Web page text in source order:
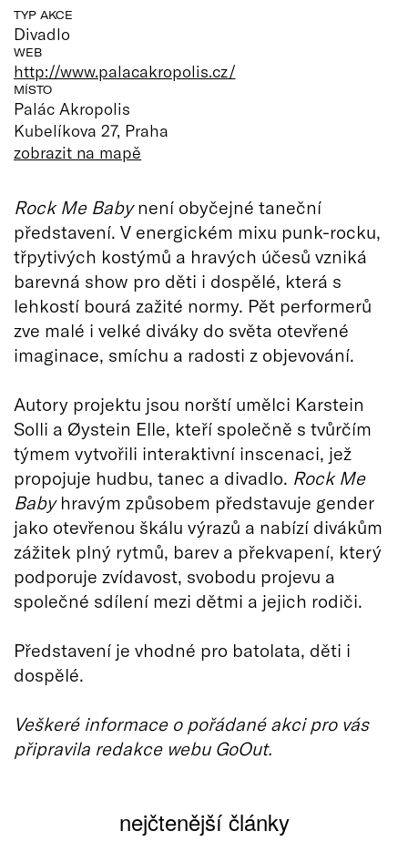
TYP AKCE
Divadlo
WEB
http://www.palacakropolis.cz/
MÍSTO
Palác Akropolis
Kubelíkova 27, Praha
zobrazit na mapě
Rock Me Babynení obyčejné taneční
představení. V energickém mixu punk-rocku,
třpytivých kostýmů a hravých účesů vzniká
barevná show pro děti i dospělé, která s
lehkostí bourá zažité normy. Pět performerů
zve malé i velké diváky do světa otevřené
imaginace, smíchu a radosti z objevování.
Autory projektu jsou norští umělci Karstein
Solli a Øystein Elle, kteří společně s tvůrčím
týmem vytvořili interaktivní inscenaci, jež
propojuje hudbu, tanec a divadlo. Rock Me
Babyhravým způsobem představuje gender
jako otevřenou škálu výrazů a nabízí divákům
zážitek plný rytmů, barev a překvapení, který
podporuje zvídavost, svobodu projevu a
společné sdílení mezi dětmi a jejich rodiči.
Představení je vhodné pro batolata, děti i
dospělé.
Veškeré informace o pořádané akci pro vás
připravila redakce webu GoOut.
nejčtenější články